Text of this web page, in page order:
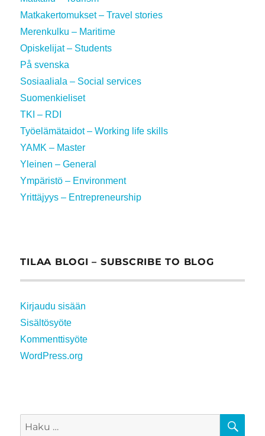
Matkakertomukset – Travel stories
Merenkulku – Maritime
Opiskelijat – Students
På svenska
Sosiaaliala – Social services
Suomenkieliset
TKI – RDI
Työelämätaidot – Working life skills
YAMK – Master
Yleinen – General
Ympäristö – Environment
Yrittäjyys – Entrepreneurship
TILAA BLOGI – SUBSCRIBE TO BLOG
Kirjaudu sisään
Sisältösyöte
Kommenttisyöte
WordPress.org
Etsi: